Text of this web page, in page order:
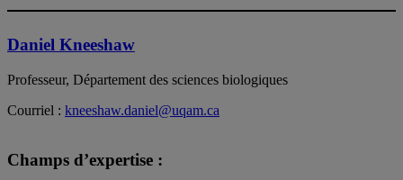
Daniel Kneeshaw
Professeur, Département des sciences biologiques
Courriel : kneeshaw.daniel@uqam.ca
Champs d’expertise :